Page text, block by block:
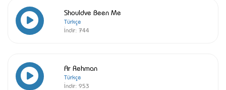
Shouldve Been Me
Türkçe
İndir: 744
Ar Rehman
Türkçe
İndir: 953